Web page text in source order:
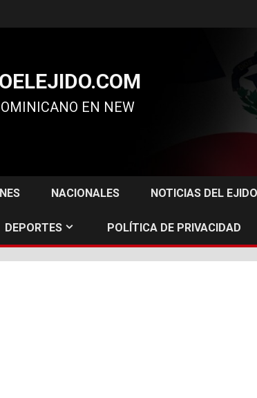
EN NEW
NACIONALES NOTICIAS DEL EJIDO
DEPORTES POLÍTICA DE PRIVACIDAD